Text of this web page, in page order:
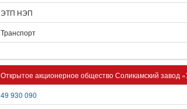
ЭТП НЭП
Транспорт
Открытое акционерное общество Соликамский завод
49 930 090